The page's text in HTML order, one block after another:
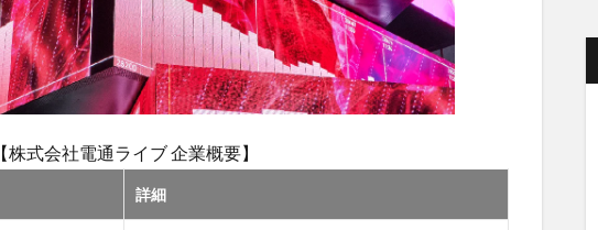
【株式会社電通ライブ 企業概要】
詳細